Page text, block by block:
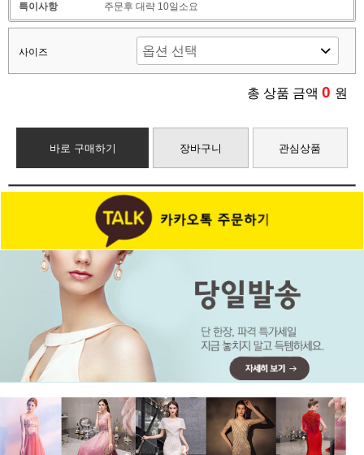
특이사항
주문후 대략 10일소요
사이즈
총 상품 금액 0 원
바로 구매하기 장바구니 관심상품